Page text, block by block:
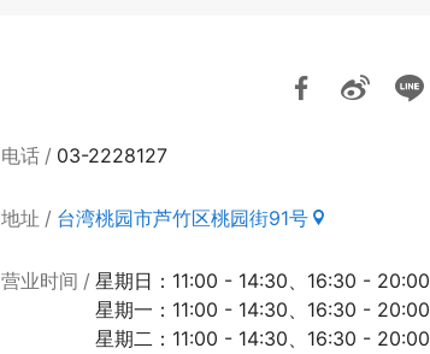
电话 03-2228127
地址 台湾桃园市芦竹区桃园街91号
营业时间
星期日：11:00 - 14:30、16:30 - 20:00
星期一：11:00 - 14:30、16:30 - 20:00
星期二：11:00 - 14:30、16:30 - 20:00